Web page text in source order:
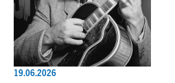
19.06.2026